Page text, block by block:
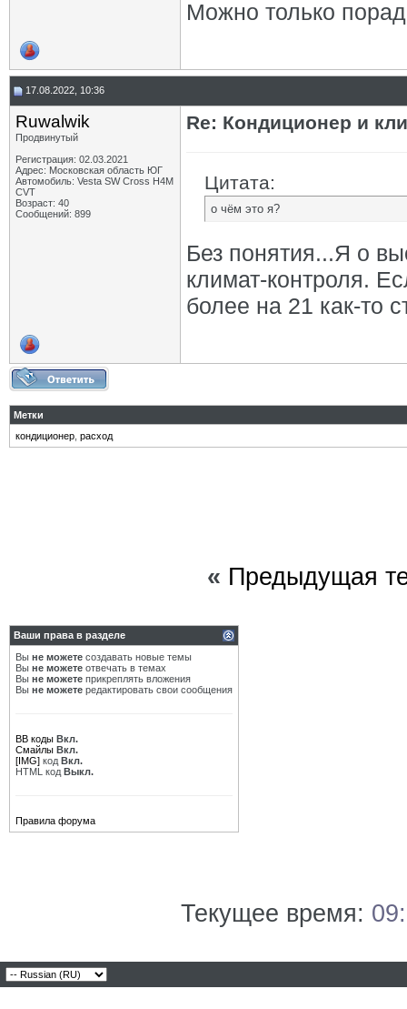
Можно только
17.08.2022, 10:36
Ruwalwik
Продвинутый
Регистрация: 02.03.2021
Адрес: Московская область ЮГ
Автомобиль: Vesta SW Cross H4M
CVT
Возраст: 40
Сообщений: 899
Re: Кондиционер и
Цитата:
о чём это я?
Без понятия...Я о
климат-контроля.
более на 21 как-то
Метки
кондиционер расход
« Предыдущая
Ваши права в разделе
Вы не можете создавать новые темы
Вы не можете отвечать в темах
Вы не можете прикреплять вложения
Вы не можете редактировать свои сообщения
BB коды Вкл.
Смайлы Вкл.
[IMG] код Вкл.
HTML код Выкл.
Правила форума
Текущее время: